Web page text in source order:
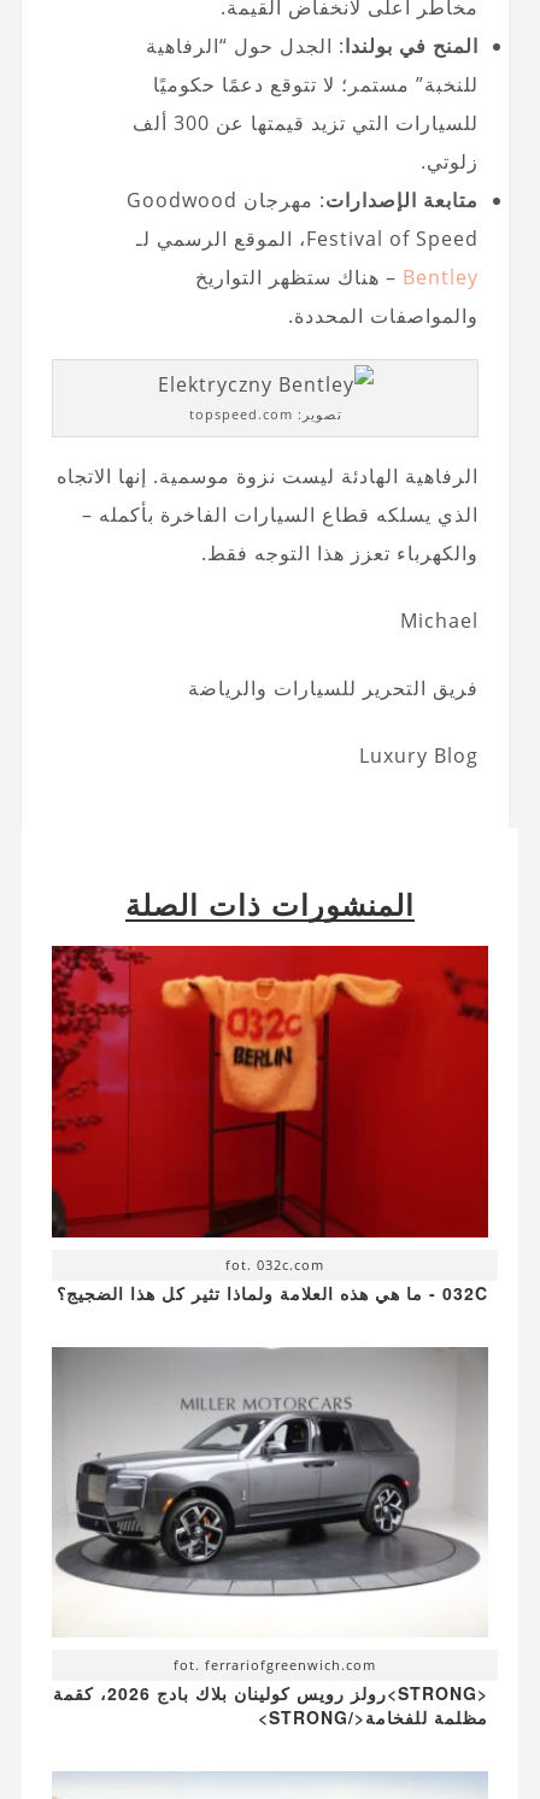
مخاطر أعلى لانخفاض القيمة.
المنح في بولندا: الجدل حول “الرفاهية
للنخبة” مستمر؛ لا تتوقع دعمًا حكوميًا
للسيارات التي تزيد قيمتها عن 300 ألف
زلوتي.
متابعة الإصدارات
: مهرجان Goodwood
Festival of Speed، الموقع الرسمي لـ
Bentley – هناك ستظهر التواريخ
والمواصفات المحددة.
تصوير: topspeed.com
الرفاهية الهادئة ليست نزوة موسمية. إنها الاتجاه
الذي يسلكه قطاع السيارات الفاخرة بأكمله –
والكهرباء تعزز هذا التوجه فقط.
Michael
فريق التحرير للسيارات والرياضة
Luxury Blog
المنشورات ذات الصلة
fot. 032c.com
032C - ما هي هذه العلامة ولماذا تثير كل هذا الضجيج؟
fot. ferrariofgreenwich.com
<STRONG>رولز رويس كولينان بلاك بادج 2026، كقمة
مظلمة للفخامة</STRONG>